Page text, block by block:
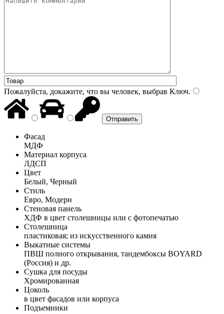
Пожалуйста, докажите, что вы человек, выбрав Ключ.
Фасад
МДФ
Материал корпуса
ЛДСП
Цвет
Белый, Черный
Стиль
Евро, Модерн
Стеновая панель
ХДФ в цвет столешницы или с фотопечатью
Столешница
пластиковая; из искусственного камня
Выкатные системы
ПВШ полного открывания, тандембоксы BOYARD
(Россия) и др.
Сушка для посуды
Хромированная
Цоколь
в цвет фасадов или корпуса
Подъемники